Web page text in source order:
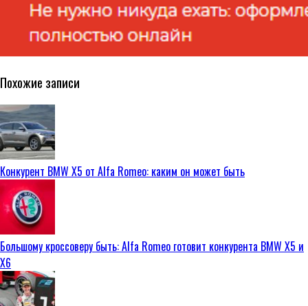
Похожие записи
Конкурент BMW X5 от Alfa Romeo: каким он может быть
Большому кроссоверу быть: Alfa Romeo готовит конкурента BMW X5 и
X6